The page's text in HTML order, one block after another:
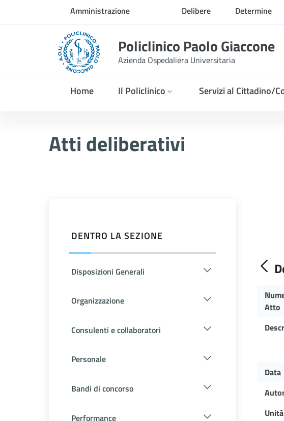
Skip to Main ContentAmministrazione
trasparente
Delibere Determine
Policlinico Paolo Giaccone
Azienda Ospedaliera Universitaria
Home Il Policlinico Servizi al Cittadino/
Atti deliberativi
DENTRO LA SEZIONE
Disposizioni Generali
Organizzazione
Consulenti e collaboratori
Personale
Bandi di concorso
Performance
Atto
Data
Unità